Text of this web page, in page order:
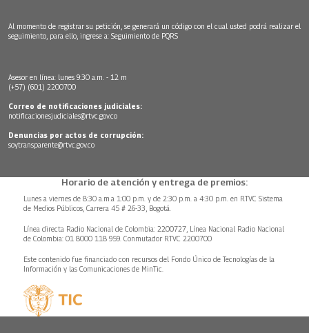
Al momento de registrar su petición, se generará un código con el cual usted podrá realizar el
seguimiento, para ello, ingrese a: Seguimiento de PQRS
Asesor en línea: lunes 9:30 a.m. - 12 m
(+57) (601) 2200700
Correo de notificaciones judiciales:
notificacionesjudiciales@rtvc.gov.co
Denuncias por actos de corrupción:
soytransparente@rtvc.gov.co
Horario de atención y entrega de premios:
Lunes a viernes de 8:30 a.m.a 1:00 p.m. y de 2:30 p.m. a 4:30 p.m. en RTVC Sistema
de Medios Públicos, Carrera 45 # 26-33, Bogotá.
Línea directa Radio Nacional de Colombia: 2200727, Línea Nacional Radio Nacional
de Colombia: 01 8000 118 959. Conmutador RTVC 2200700
Este contenido fue financiado con recursos del Fondo Único de Tecnologías de la
Información y las Comunicaciones de MinTic.